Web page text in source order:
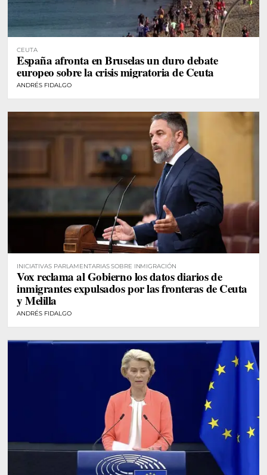
CEUTA
España afronta en Bruselas un duro debate
europeo sobre la crisis migratoria de Ceuta
ANDRÉS FIDALGO
INICIATIVAS PARLAMENTARIAS SOBRE INMIGRACIÓN
Vox reclama al Gobierno los datos diarios de
inmigrantes expulsados por las fronteras de Ceuta
y Melilla
ANDRÉS FIDALGO